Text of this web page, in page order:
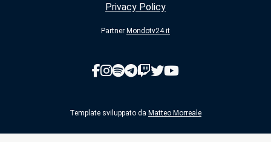
Privacy Policy
Partner Mondotv24.it
Template sviluppato da Matteo Morreale